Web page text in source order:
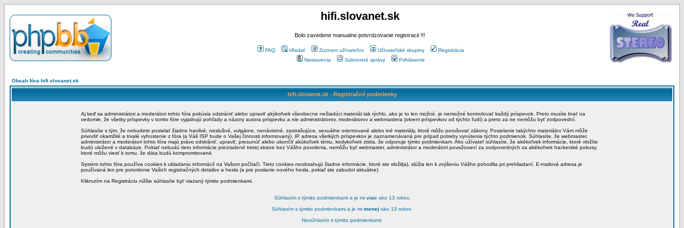
hifi.slovanet.sk
Bolo zavedene manualne potvrdzovanie registracii !!!
FAQ Hľadať Zoznam užívateľov Užívateľské skupiny
Registrácia
Nastavenia
Súkromné správy Prihlásenie
Obsah fóra hifi.slovanet.sk
hifi.slovanet.sk - Registračné podmienky
Aj keď sa administrátori a moderátori tohto fóra pokúsia odstrániť alebo upraviť akýkoľvek všeobecne nežiadúci materiál tak rýchlo, ako je to len možné, je nemožné kontrolovať každý príspevok. Preto musíte brať na
vedomie, že všetky príspevky v tomto fóre vyjadrujú pohľady a názory autora príspevku a nie administrátorov, moderátorov a webmastera (okrem príspevkov od týchto ľudí) a preto za ne nemôžu byť zodpovední.
Súhlasíte s tým, že nebudete posielať žiadne hanlivé, neslušné, vulgárne, nenávistné, zastrašujúce, sexuálne orientované alebo iné materiály, ktoré môžu porušovať zákony. Posielanie takýchto materiálov Vám môže
privodiť okamžité a trvalé vyhostenie z fóra (a Váš ISP bude o Vašej činnosti informovaný). IP adresa všetkých príspevkov je zaznamenávaná pre prípad potreby vynútenia týchto podmienok. Súhlasíte, že webmaster,
administrátor a moderátori tohto fóra majú právo odstrániť, upraviť, presunúť alebo ukončiť akúkoľvek tému, kedykoľvek zistia, že odporuje týmto podmienkam. Ako užívateľ súhlasíte, že akékoľvek informácie, ktoré vložíte
budú uložené v databáze. Pokiať nebudú tieto informácie prezradené tretej strane bez Vášho povolenia, nemôžu byť webmaster, administrátor a moderátori považovaní za zodpovedných za akékoľvek hackerské pokusy,
ktoré môžu viesť k tomu, že dáta budú kompromitované.
Systém tohto fóra používa cookies k ukladaniu informácií na Vašom počítači. Tieto cookies neobsahujú žiadne informácie, ktoré ste vložil(a), slúžia len k zvýšeniu Vášho pohodlia pri prehliadaní. E-mailová adresa je
používaná len pre potvrdenie Vašich registračných detailov a hesla (a pre poslanie nového hesla, pokiaľ ste zabudol aktuálne).
Kliknutím na Registráciu nižšie súhlasíte byť viazaný týmito podmienkami.
Súhlasím s týmito podmienkami a je mi viac ako 13 rokov.
Súhlasím s týmito podmienkami a je mi menej ako 13 rokov.
Nesúhlasím s týmito podmienkami.